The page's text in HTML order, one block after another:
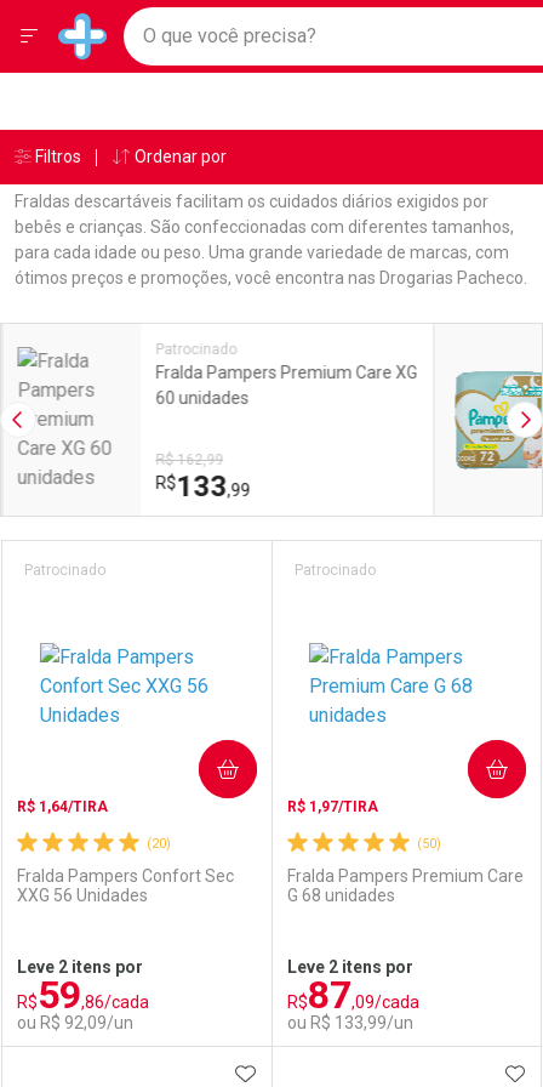
Drogarias Pacheco
Baixe nosso APP e aproveite Ofertas Exclusivas!
Ir direto para a home
pela página
Ir direto para o conteúdo
Ir direto para a busca
Ir direto para a ajuda
Ir direto para a notificações
Ir direto para o carrinho
Ir direto para o menu
Faça a sua busca
O que você precisa?
Menu
Breadcrumb
Drogarias Pacheco Fraldas
Fraldas descartáveis facilitam os cuidados diários exigidos por
bebês e crianças. São confeccionadas com diferentes tamanhos,
para cada idade ou peso. Uma grande variedade de marcas, com
ótimos preços e promoções, você encontra nas Drogarias Pacheco.
Linkagens Internas em Destaque
Promoções em Destaque
Imagem Anterior
Patrocinado
Fralda Pampers Premium Care XG
60 unidades
R$ 162,99
R$133,99
Prateleira
(20)
R$ 1,64/TIRA
Fralda Pampers Confort Sec
XXG 56 Unidades
Patrocinado
Leve 2 itens por
R$59,86/cada
ou R$ 92,09/un
COMPRAR
(50)
R$ 1,97/TIRA
Fralda Pampers Premium Care
G 68 unidades
Patrocinado
Leve 2 itens por
R$87,09/cada
ou R$ 133,99/un
COMPRAR
ADICIONAR AOS FAVORITOS
Âncoras
Filtros Ordenar por